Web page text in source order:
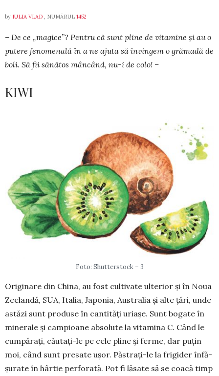
by IULIA VLAD , NUMĂRUL 1452
– De ce „magice”? Pentru că sunt pline de vitamine și au o
putere fenomenală în a ne ajuta să învingem o grămadă de
boli. Să fii sănătos mâncând, nu-i de colo! –
KIWI
Foto: Shutterstock – 3
Originare din China, au fost cultivate ulterior și în Noua
Zeelandă, SUA, Italia, Japonia, Australia și alte țări, unde
astăzi sunt produse în cantități uriașe. Sunt bogate în
minerale și campioane abso­lute la vita­mi­na C. Când le
cum­­părați, cău­tați-le pe cele pline și ferme, dar puțin
moi, când sunt presate ușor. Păstrați-le la frigider înfă­
șurate în hârtie per­forată. Pot fi lăsate să se coacă timp